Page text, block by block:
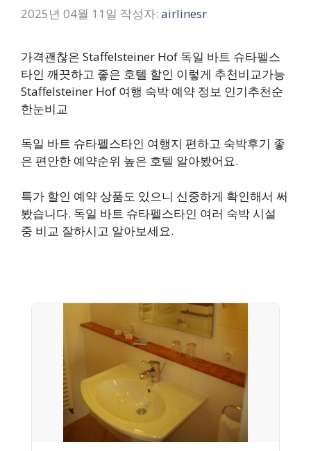
2025년 04월 11일 작성자: airlinesr
가격괜찮은 Staffelsteiner Hof 독일 바트 슈타펠스
타인 깨끗하고 좋은 호텔 할인 이렇게 추천비교가능
Staffelsteiner Hof 여행 숙박 예약 정보 인기추천순
한눈비교
독일 바트 슈타펠스타인 여행지 편하고 숙박후기 좋
은 편안한 예약순위 높은 호텔 알아봤어요.
특가 할인 예약 상품도 있으니 신중하게 확인해서 써
봤습니다. 독일 바트 슈타펠스타인 여러 숙박 시설
중 비교 잘하시고 알아보세요.